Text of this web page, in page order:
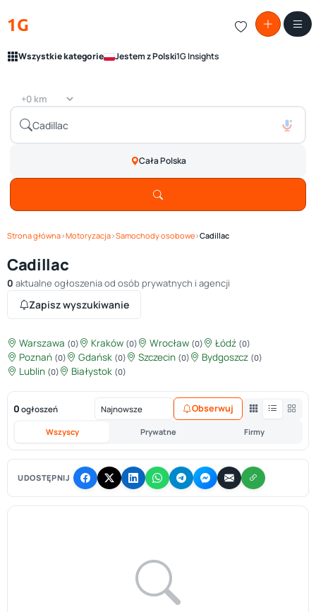
1G
Wszystkie kategorie Jestem z Polski1G Insights
Cała Polska
Strona główna›Motoryzacja›Samochody osobowe›Cadillac
Cadillac
0 aktualne ogłoszenia od osób prywatnych i agencji
Zapisz wyszukiwanie
Warszawa (0) Kraków (0) Wrocław (0) Łódź (0)
Poznań (0) Gdańsk (0) Szczecin (0) Bydgoszcz (0)
Lublin (0) Białystok (0)
0 ogłoszeń
Wszyscy Prywatne Firmy
Obserwuj
UDOSTĘPNIJ